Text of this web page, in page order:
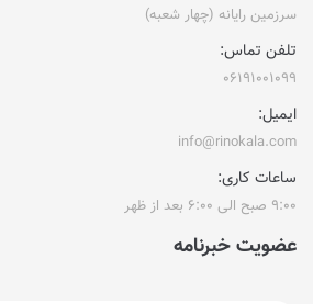
سرزمین رایانه (چهار شعبه)
تلفن تماس:
۰۶۱۹۱۰۰۱۰۹۹
ایمیل:
info@rinokala.com
ساعات کاری:
۹:۰۰ صبح الی ۶:۰۰ بعد از ظهر
عضویت خبرنامه